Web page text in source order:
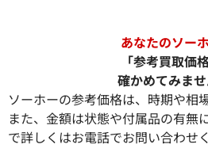
あなたのソー
「参考買取価
確かめてみま
ソーホーの参考価格は、時期や相
また、金額は状態や付属品の有無
で詳しくはお電話でお問い合わせ